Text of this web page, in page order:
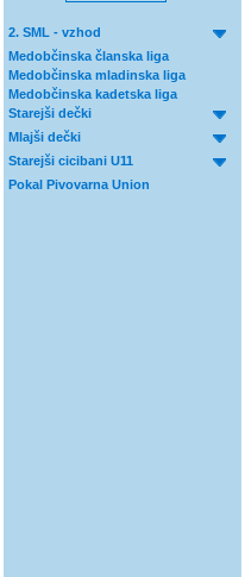
2. SML - vzhod
Medobčinska članska liga
Medobčinska mladinska liga
Medobčinska kadetska liga
Starejši dečki
Mlajši dečki
Starejši cicibani U11
Pokal Pivovarna Union